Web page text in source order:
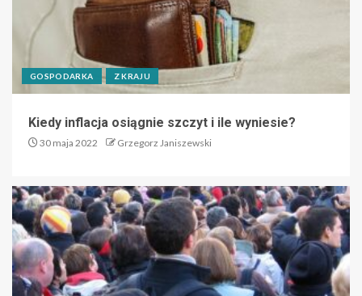
GOSPODARKA Z KRAJU
Kiedy inflacja osiągnie szczyt i ile wyniesie?
30 maja 2022 Grzegorz Janiszewski